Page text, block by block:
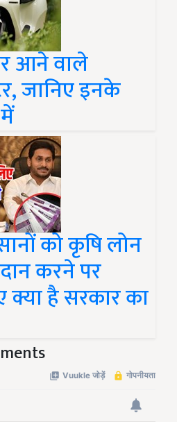
आने वाले
जानिए इनके
को कृषि लोन
करने पर
है सरकार का